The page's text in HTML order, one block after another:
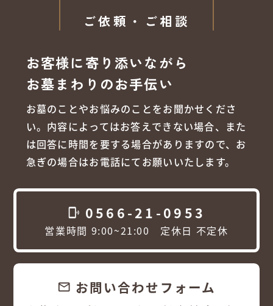
ご依頼・ご相談
お客様に寄り添いながら
お墓まわりのお手伝い
お墓のことやお悩みのことをお聞かせくださ
い。内容によってはお答えできない場合、また
は回答に時間を要する場合がありますので、お
急ぎの場合はお電話にてお願いいたします。
phonelink_ring 0566-21-0953
営業時間 9:00~21:00 定休日 不定休
email お問い合わせフォーム